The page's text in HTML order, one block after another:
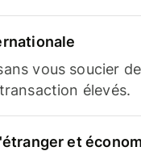
vous soucier
élevés.
et